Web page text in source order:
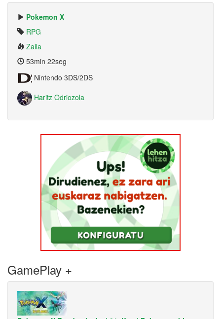
Pokemon X
RPG
Zaila
53min 22seg
Nintendo 3DS/2DS
Haritz Odriozola
GamePlay +